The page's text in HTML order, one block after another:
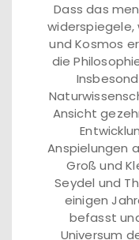
Dass das
widerspiegele,
und Kosmos
die
Ansicht
Anspielungen
Groß und
Seydel und
einigen
befasst
Universum